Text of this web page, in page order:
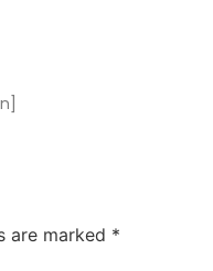
are marked *